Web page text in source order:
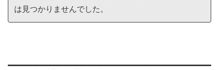
は見つかりませんでした。